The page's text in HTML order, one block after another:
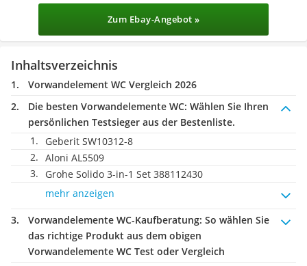
Zum Ebay-Angebot »
Inhaltsverzeichnis
Vorwandelement WC Vergleich 2026
Die besten Vorwandelemente WC: Wählen Sie Ihren
persönlichen Testsieger aus der Bestenliste.
Geberit SW10312-8
Aloni AL5509
Grohe ‎Solido 3-in-1 Set 388112430
mehr anzeigen
Vorwandelemente WC-Kaufberatung: So wählen Sie
das richtige Produkt aus dem obigen
Vorwandelemente WC Test oder Vergleich